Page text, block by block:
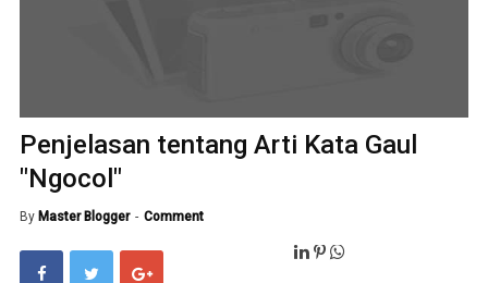
Penjelasan tentang Arti Kata Gaul
"Ngocol"
By Master Blogger Comment